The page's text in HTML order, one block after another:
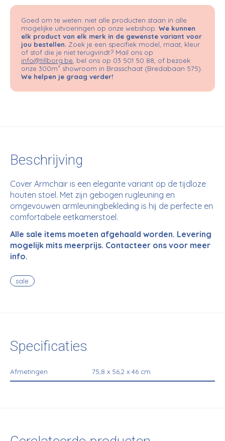
Goed om te weten: niet alle producten staan in alle
mogelijke uitvoeringen op onze webshop. We kunnen
elk product van elk merk in de gewenste variant voor
jou bestellen. Zoek je een specifiek model, maat, kleur
of stof die je niet terugvindt? Mail ons op
info@tillborg.be, bel ons op 03 501 50 88, of bezoek
onze 300m² showroom in Brasschaat (Bredabaan 575).
We helpen je graag verder!
Beschrijving
Cover Armchair is een elegante variant op de tijdloze
houten stoel. Met zijn gebogen rugleuning en
omgevouwen armleuningbekleding is hij de perfecte en
comfortabele eetkamerstoel.
Alle sale items moeten afgehaald worden. Levering
mogelijk mits meerprijs. Contacteer ons voor meer
info.
sale
Specificaties
Afmetingen 75,8 x 56,2 x 46 cm